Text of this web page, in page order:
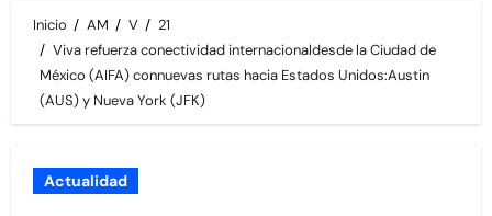
Inicio AM V
21
Viva refuerza conectividad internacionaldesde la Ciudad de
México (AIFA) connuevas rutas hacia Estados Unidos:Austin
(AUS) y Nueva York (JFK)
Actualidad